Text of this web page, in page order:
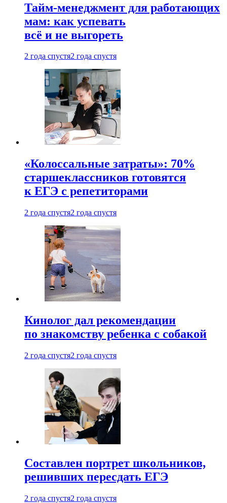
Тайм-менеджмент для работающих
мам: как успевать
всё и не выгореть
2 года спустя2 года спустя
«Колоссальные затраты»: 70%
старшеклассников готовятся
к ЕГЭ с репетиторами
2 года спустя2 года спустя
Кинолог дал рекомендации
по знакомству ребенка с собакой
2 года спустя2 года спустя
Составлен портрет школьников,
решивших пересдать ЕГЭ
2 года спустя2 года спустя